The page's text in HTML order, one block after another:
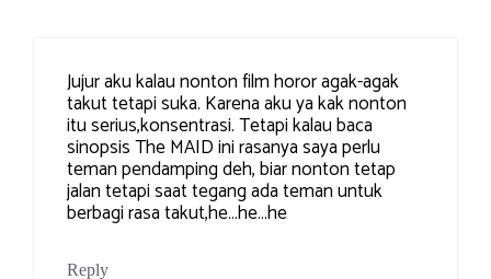
Jujur aku kalau nonton film horor agak-agak
takut tetapi suka. Karena aku ya kak nonton
itu serius,konsentrasi. Tetapi kalau baca
sinopsis The MAID ini rasanya saya perlu
teman pendamping deh, biar nonton tetap
jalan tetapi saat tegang ada teman untuk
berbagi rasa takut,he…he…he
Reply